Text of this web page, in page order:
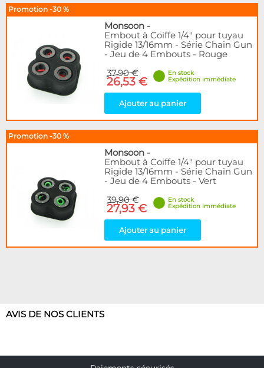
Promotion -30 %
Monsoon -
Embout à Coiffe 1/4" pour tuyau
Rigide 13/16mm - Série Chain Gun
- Jeu de 4 Embouts - Rouge
37,90 €
26,53 €
En stock
Expédition immédiate
Ajouter au panier
Promotion -30 %
Monsoon -
Embout à Coiffe 1/4" pour tuyau
Rigide 13/16mm - Série Chain Gun
- Jeu de 4 Embouts - Vert
39,90 €
27,93 €
En stock
Expédition immédiate
Ajouter au panier
AVIS DE NOS CLIENTS